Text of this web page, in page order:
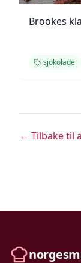
Brookes
sjokolade
← Tilbake til